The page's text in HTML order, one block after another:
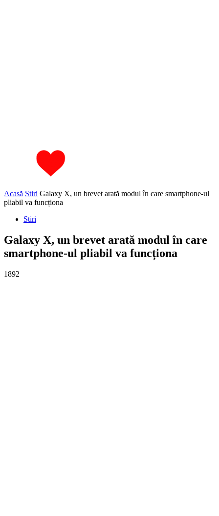
Acasă Stiri Galaxy X, un brevet arată modul în care smartphone-ul
pliabil va funcționa
Stiri
Galaxy X, un brevet arată modul în care
smartphone-ul pliabil va funcționa
1892